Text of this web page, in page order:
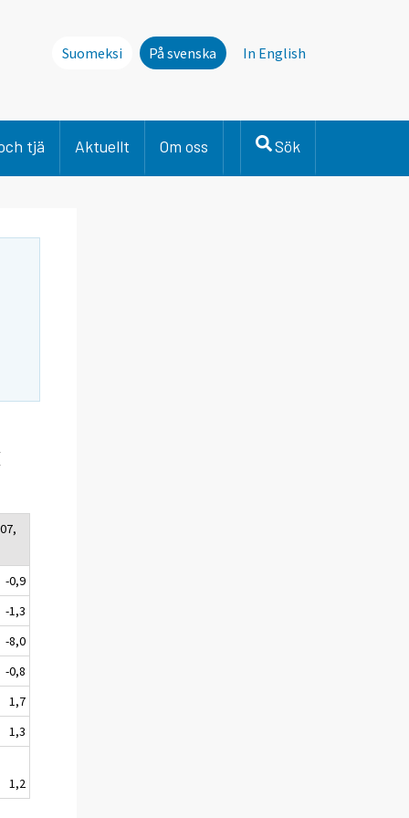
Suomeksi På svenska In English
tjä Aktuellt Om oss Sök
-0,9
-1,3
-8,0
-0,8
1,7
1,3
1,2